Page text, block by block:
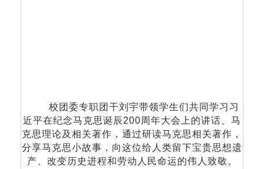
校团委专职团干刘宇带领学生们共同学习习
近平在纪念马克思诞辰200周年大会上的讲话、马
克思理论及相关著作，通过研读马克思相关著作，
分享马克思小故事，向这位给人类留下宝贵思想遗
产、改变历史进程和劳动人民命运的伟人致敬。